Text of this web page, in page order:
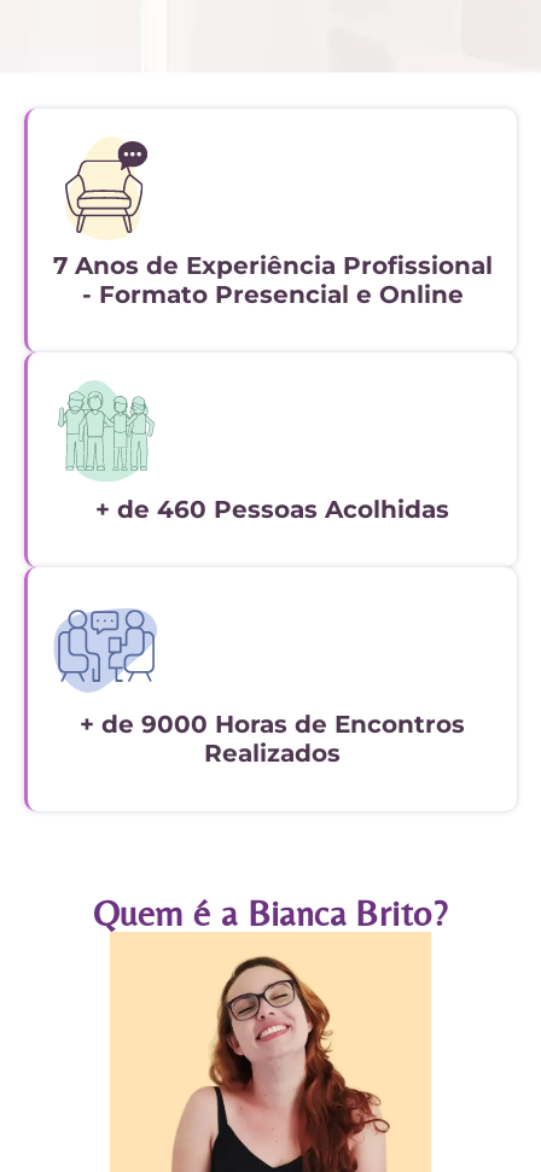
7 Anos de Experiência Profissional
- Formato Presencial e Online
+ de 460 Pessoas Acolhidas
+ de 9000 Horas de Encontros
Realizados
Quem é a Bianca Brito?